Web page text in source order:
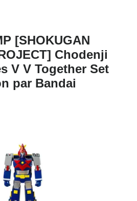
[SHOKUGAN
Chodenji
V V Together Set
par Bandai